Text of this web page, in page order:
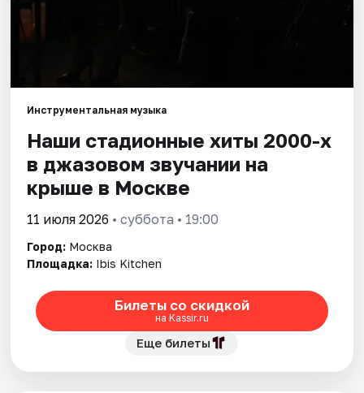
Инструментальная музыка
Наши стадионные хиты 2000-х
в джазовом звучании на
крыше в Москве
11 июля 2026 • суббота • 19:00
Город: Москва
Площадка: Ibis Kitchen
Билеты со скидкой
на Kassir.ru
Еще билеты